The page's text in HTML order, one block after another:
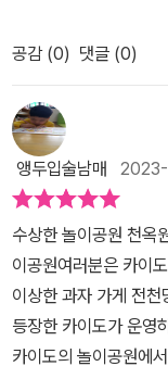
딱 붙어서 읽는 저희
함께 입니다^^)​처음 나
반전과 공포가 함께
회사일로 취소가 되자
다보다카이도와 만나
고 싶다는 카이도에게
서의 즐거움을 상상하
도의 모자 속을 바라
한 것 이상으로 즐거워
번만 쓸 수 있는 티켓
하고 함께 탈 친구를
미소지으며 보다가..책
이공원 시설인 점술
서 새로 사탕가게를 열
과 다르게 카이도는
티켓을 나눠준다.이
품 가운데 딱 하나만
차'에서도 카이도는 하
의 실크해트를 쳐다보
다.말 그대로 꿈의 나
악이 울리고 갖가지 놀
라야하기에 신중하게
놀이기구나 시설에 끌
이 나와요평범하게 우
만, 이야기를 들여다보
사람들 앞에 카이도가
에 초대된 6명의 손님
게 되지요엄마, 아빠
게 카이도는 천옥원
이 기구나 기념품 가운
라이브 약속이 취소되
향하게 됩니다 반짝반
왔고, 타고 싶었어요그
아니겠어요?이대로
보인는 여자아이가 함
공감 (0) 댓글 (0)
앵두입술남매
수상한 놀이공원 천옥
이공원여러분은 카이
이상한 과자 가게 전
등장한 카이도가 운영
카이도의 놀이공원에